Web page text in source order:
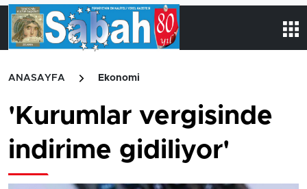
ANASAYFA Ekonomi
'Kurumlar vergisinde
indirime gidiliyor'